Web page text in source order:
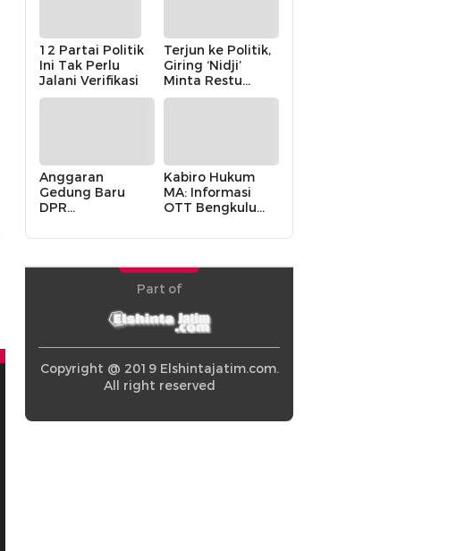
12 Partai Politik
Ini Tak Perlu
Jalani Verifikasi
Terjun ke Politik,
Giring ‘Nidji’
Minta Restu
Keluarga
Anggaran
Gedung Baru
DPR
Cair karena
Budi” Pemerintah
Kabiro Hukum
MA: Informasi
OTT Bengkulu
Internal MA
Part of
Copyright @ 2019 Elshintajatim.com.
All right reserved